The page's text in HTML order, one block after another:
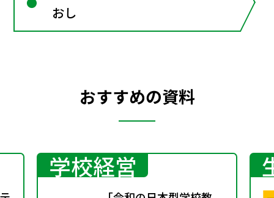
おし
おすすめの資料
学校経営